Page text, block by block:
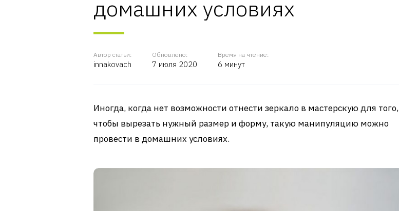
домашних условиях
Автор статьи:
innakovach
Обновлено:
7 июля 2020
Время на чтение:
6 минут
Иногда, когда нет возможности отнести зеркало в мастерскую для того,
чтобы вырезать нужный размер и форму, такую манипуляцию можно
провести в домашних условиях.